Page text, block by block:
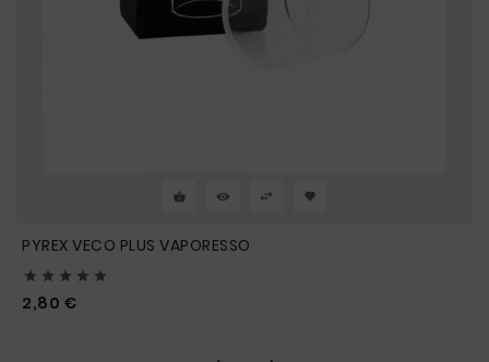
PYREX VECO PLUS VAPORESSO
    
2,80 €